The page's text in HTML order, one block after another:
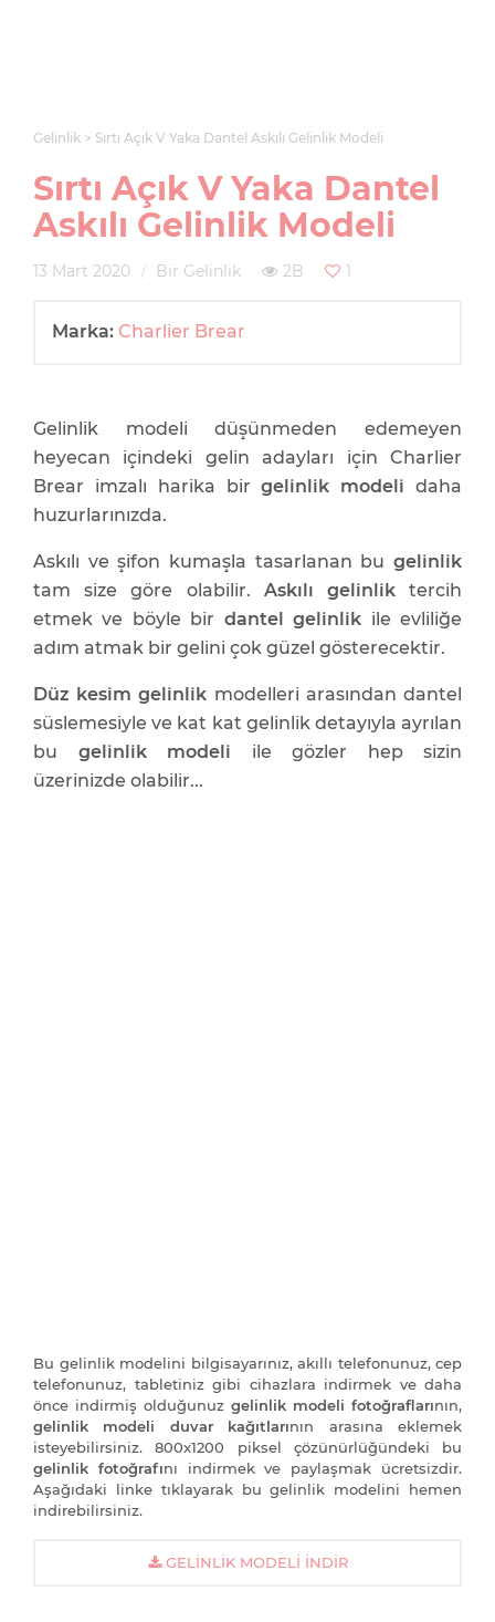
Gelinlik Sırtı Açık V Yaka Dantel Askılı Gelinlik Modeli
Sırtı Açık V Yaka Dantel
Askılı Gelinlik Modeli
13 Mart 2020 Bir Gelinlik 2B 1
Marka: Charlier Brear
Gelinlik modeli düşünmeden edemeyen
heyecan içindeki gelin adayları için Charlier
Brear imzalı harika birgelinlik modeli daha
huzurlarınızda.
Askılı ve şifon kumaşla tasarlanan bu gelinlik
tam size göre olabilir. Askılı gelinliktercih
etmek ve böyle bir dantel gelinlik ile evliliğe
adım atmak bir gelini çok güzel gösterecektir.
Düz kesim gelinlik modelleri arasından dantel
süslemesiyle ve kat kat gelinlik detayıyla ayrılan
bu gelinlik modeli ile gözler hep sizin
üzerinizde olabilir...
Bu gelinlik modelini bilgisayarınız, akıllı telefonunuz, cep
telefonunuz, tabletiniz gibi cihazlara indirmek ve daha
önce indirmiş olduğunuz gelinlik modeli fotoğraflarının,
gelinlik modeli duvar kağıtlarının arasına eklemek
isteyebilirsiniz. 800x1200 piksel çözünürlüğündeki bu
gelinlik fotoğrafını indirmek ve paylaşmak ücretsizdir.
Aşağıdaki linke tıklayarak bu gelinlik modelini hemen
indirebilirsiniz.
GELINLIK MODELI İNDIR